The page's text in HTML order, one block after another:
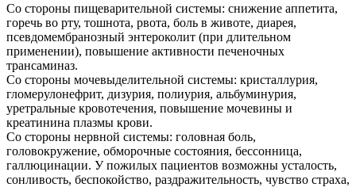
Со стороны пищеварительной системы: снижение аппетита,
горечь во рту, тошнота, рвота, боль в животе, диарея,
псевдомембранозный энтероколит (при длительном
применении), повышение активности печеночных
трансаминаз.
Со стороны мочевыделительной системы: кристаллурия,
гломерулонефрит, дизурия, полиурия, альбуминурия,
уретральные кровотечения, повышение мочевины и
креатинина плазмы крови.
Со стороны нервной системы: головная боль,
головокружение, обморочные состояния, бессонница,
галлюцинации. У пожилых пациентов возможны усталость,
сонливость, беспокойство, раздражительность, чувство страха,